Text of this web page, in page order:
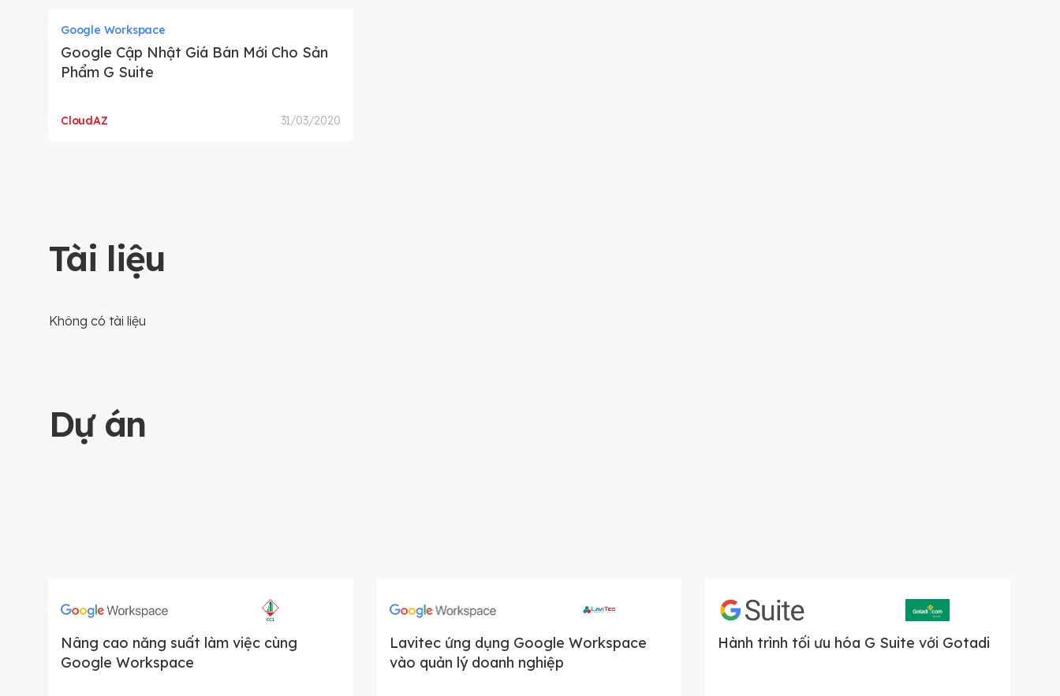
Google Workspace
Google Cập Nhật Giá Bán Mới Cho Sản
Phẩm G Suite
CloudAZ 31/03/2020
Tài liệu
Không có tài liệu
Dự án
Nâng cao năng suất làm việc cùng
Google Workspace
Lavitec ứng dụng Google Workspace
vào quản lý doanh nghiệp
Hành trình tối ưu hóa G Suite với Gotadi